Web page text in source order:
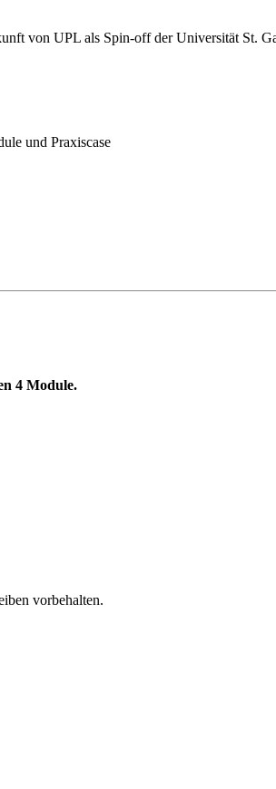
von UPL als Spin-off der Universität St.
und Praxiscase
4 Module.
vorbehalten.